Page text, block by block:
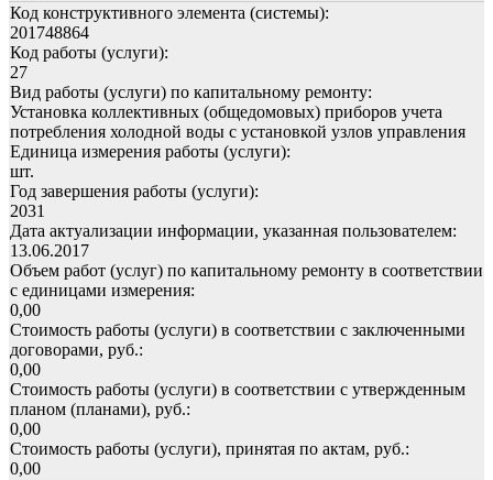
Код конструктивного элемента (системы):
201748864
Код работы (услуги):
27
Вид работы (услуги) по капитальному ремонту:
Установка коллективных (общедомовых) приборов учета
потребления холодной воды с установкой узлов управления
Единица измерения работы (услуги):
шт.
Год завершения работы (услуги):
2031
Дата актуализации информации, указанная пользователем:
13.06.2017
Объем работ (услуг) по капитальному ремонту в соответствии
с единицами измерения:
0,00
Стоимость работы (услуги) в соответствии с заключенными
договорами, руб.:
0,00
Стоимость работы (услуги) в соответствии с утвержденным
планом (планами), руб.:
0,00
Стоимость работы (услуги), принятая по актам, руб.:
0,00